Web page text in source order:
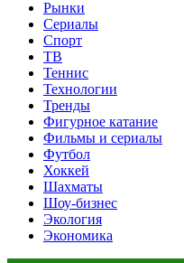
Рынки
Сериалы
Спорт
ТВ
Теннис
Технологии
Тренды
Фигурное катание
Фильмы и сериалы
Футбол
Хоккей
Шахматы
Шоу-бизнес
Экология
Экономика